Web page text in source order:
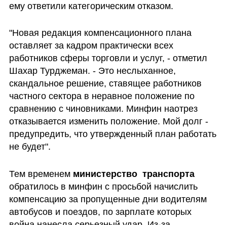
ему ответили категорическим отказом.
"Новая редакция компенсационного плана
оставляет за кадром практически всех
работников сферы торговли и услуг, - отметил
Шахар Турджеман. - Это неслыханное,
скандальное решение, ставящее работников
частного сектора в неравное положение по
сравнению с чиновниками. Минфин наотрез
отказывается изменить положение. Мой долг -
предупредить, что утвержденный план работать
не будет".
Тем временем министерство  транспорта
обратилось в минфин с просьбой начислить
компенсацию за пропущенные дни водителям
автобусов и поездов, по зарплате которых